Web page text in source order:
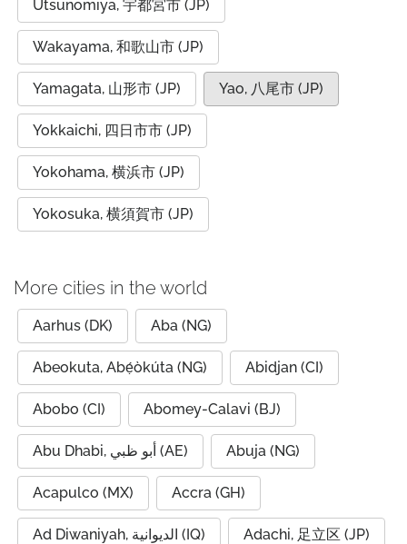
Utsunomiya, 宇都宮市 (JP)
Wakayama, 和歌山市 (JP)
Yamagata, 山形市 (JP) Yao, 八尾市 (JP)
Yokkaichi, 四日市市 (JP)
Yokohama, 横浜市 (JP)
Yokosuka, 横須賀市 (JP)
More cities in the world
Aarhus (DK) Aba (NG)
Abeokuta, Abẹ́òkúta (NG) Abidjan (CI)
Abobo (CI) Abomey-Calavi (BJ)
Abu Dhabi, أبو ظبي (AE) Abuja (NG)
Acapulco (MX) Accra (GH)
Ad Diwaniyah, الديوانية (IQ) Adachi, 足立区 (JP)